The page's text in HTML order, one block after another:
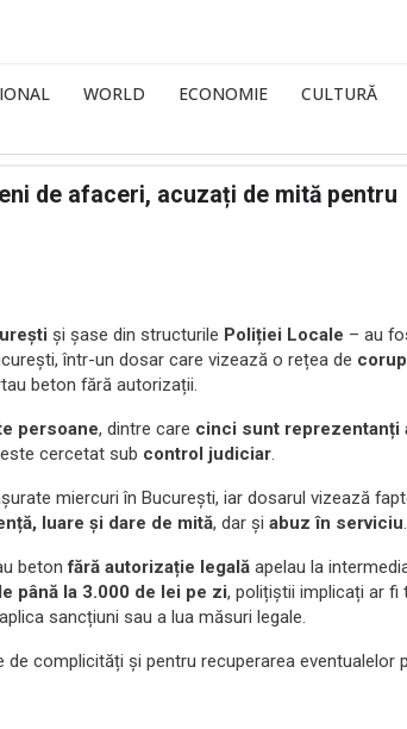
WORLD ECONOMIE CULTURĂ
de afaceri, acuzați de mită pentru
și șase din structurile Poliției Locale – au
într-un dosar care vizează o rețea de
beton fără autorizații.
persoane, dintre care cinci sunt reprezentanți
cercetat sub control judiciar.
miercuri în București, iar dosarul vizează
luare și dare de mită, dar și abuz în serviciu.
betonfără autorizație legală apelau la
până la 3.000 de lei pe zi, polițiștii implicați ar fi
sancțiuni sau a lua măsuri legale.
complicități și pentru recuperarea eventualelor